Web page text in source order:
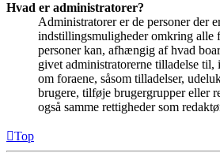
Hvad er administratorer?
Administratorer er de personer der
indstillingsmuligheder omkring alle
personer kan, afhængig af hvad
givet administratorerne tilladelse
om foraene, såsom tilladelser,
brugere, tilføje brugergrupper eller
også samme rettigheder som
Top